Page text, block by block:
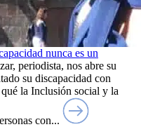
nunca es un
periodista, nos abre su
su discapacidad con
la Inclusión social y la
con...